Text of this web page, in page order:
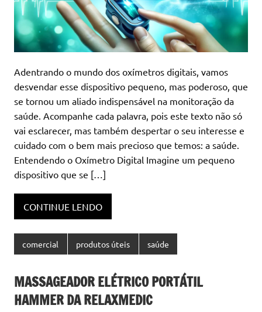
Adentrando o mundo dos oxímetros digitais, vamos
desvendar esse dispositivo pequeno, mas poderoso, que
se tornou um aliado indispensável na monitoração da
saúde. Acompanhe cada palavra, pois este texto não só
vai esclarecer, mas também despertar o seu interesse e
cuidado com o bem mais precioso que temos: a saúde.
Entendendo o Oxímetro Digital Imagine um pequeno
dispositivo que se […]
CONTINUE LENDO
comercial produtos úteis saúde
MASSAGEADOR ELÉTRICO PORTÁTIL
HAMMER DA RELAXMEDIC